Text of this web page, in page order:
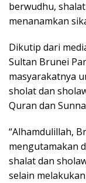
berwudhu,
menanamkan
Dikutip dari
Sultan Brunei
masyarakatnya
sholat dan
Quran dan
“Alhamdulillah,
mengutamakan
shalat dan
selain